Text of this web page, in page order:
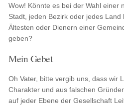
Wow! Könnte es bei der Wahl einer
Stadt, jeden Bezirk oder jedes Land
Ältesten oder Dienern einer
geben?
Mein Gebet
Oh Vater, bitte vergib uns, dass wir
Charakter und aus falschen
auf jeder Ebene der Gesellschaft